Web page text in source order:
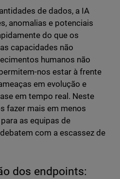
de dados, a IA
anomalias e potenciais
do que os
capacidades não
humanos não
nos estar à frente
em evolução e
em tempo real. Neste
fazer mais em menos
as equipas de
com a escassez de
dos endpoints: